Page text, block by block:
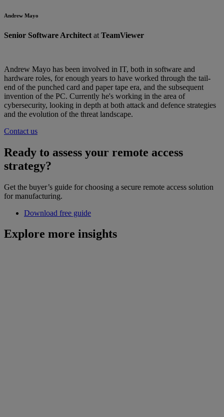
Andrew Mayo
Senior Software Architect at TeamViewer
Andrew Mayo has been involved in IT, both in software and
hardware roles, for enough years to have worked through the tail-
end of the punched card and paper tape era, and the subsequent
invention of the PC. Currently he's working in the area of
cybersecurity, looking in depth at both attack and defence strategies
and the evolution of the threat landscape.
Contact us
Ready to assess your remote access
strategy?
Get the buyer’s guide for choosing a secure remote access solution
for manufacturing.
Download free guide
Explore more insights